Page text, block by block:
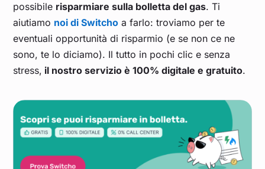
possibile risparmiare sulla bolletta del gas. Ti
aiutiamo noi di Switcho a farlo: troviamo per te
eventuali opportunità di risparmio (e se non ce ne
sono, te lo diciamo). Il tutto in pochi clic e senza
stress, il nostro servizio è 100% digitale e gratuito.